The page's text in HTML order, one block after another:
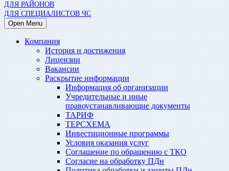
ДЛЯ РАЙОНОВ
ДЛЯ СПЕЦИАЛИСТОВ ЧС
Open Menu
Компания
История и достижения
Лицензии
Вакансии
Раскрытие информации
Информация об организации
Учредительные и иные
правоустанавливающие документы
ТАРИФ
ТЕРСХЕМА
Инвестиционные программы
Условия оказания услуг
Соглашение по обращению с ТКО
Согласие на обработку ПДн